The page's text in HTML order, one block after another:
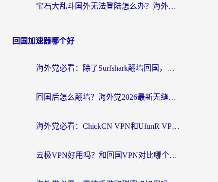
宝石大乱斗国外无法登陆怎么办？海外玩家专属加速指南（附穿越火线原野传说解决方案）
回国加速器哪个好
海外党必看：除了Surfshark翻墙回国，这些加速器选择技巧你真的懂吗？
回国后怎么翻墙？海外党2026最新无缝访问国内资源全攻略（附对比实测）
海外党必看：ChickCN VPN和UfunR VPN对比哪个回国效果更好？附实用选择指南
云极VPN好用吗？和回国VPN对比哪个回国效果更好？海外党亲测避坑指南